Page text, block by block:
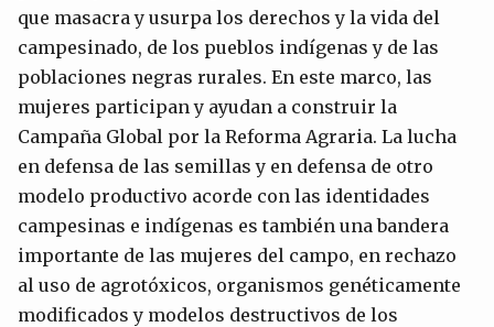
que masacra y usurpa los derechos y la vida del
campesinado, de los pueblos indígenas y de las
poblaciones negras rurales. En este marco, las
mujeres participan y ayudan a construir la
Campaña Global por la Reforma Agraria. La lucha
en defensa de las semillas y en defensa de otro
modelo productivo acorde con las identidades
campesinas e indígenas es también una bandera
importante de las mujeres del campo, en rechazo
al uso de agrotóxicos, organismos genéticamente
modificados y modelos destructivos de los